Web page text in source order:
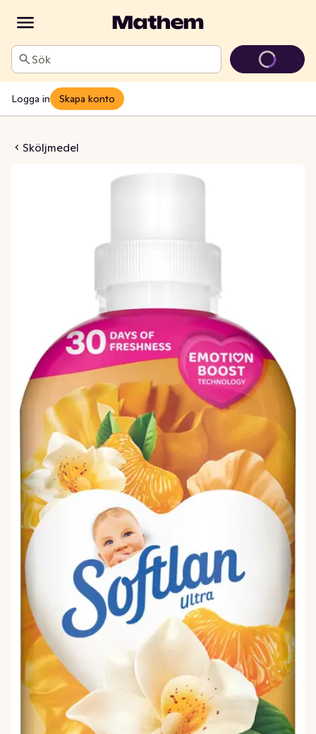
Sök
Logga in Skapa konto
Sköljmedel
& Mandarin